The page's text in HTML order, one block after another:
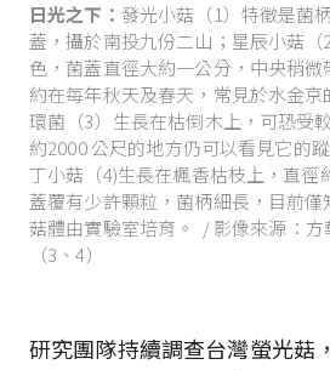
日光之下： 發光小菇（1）特徵是菌
蓋，攝於南投九份二山；星辰小菇（
色，菌蓋直徑大約一公分，中央稍
約在每年秋天及春天，常見於水金
環菌（3）生長在枯倒木上，可恐受
約2000 公尺的地方仍可以看見它的
丁小菇（4)生長在楓香枯枝上，直徑
蓋覆有少許顆粒，菌柄細長，目前
菇體由實驗室培育。 / 影像來源：方
（3、4）
研究團隊持續調查台灣螢光菇